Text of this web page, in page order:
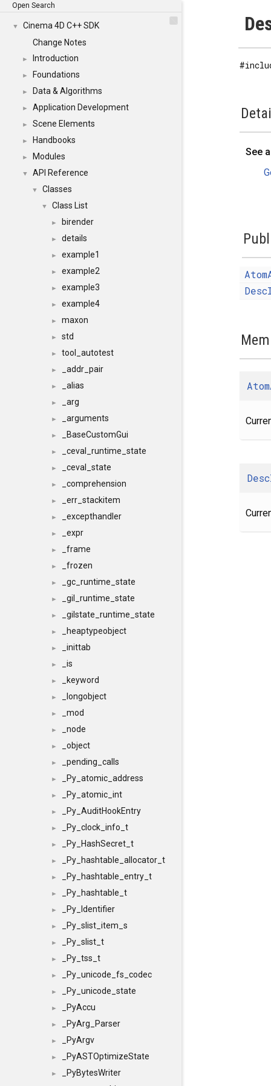
Open Search
▼
Cinema 4D C++ SDK
Change Notes
► Introduction
► Foundations
► Data & Algorithms
► Application Development
► Scene Elements
► Handbooks
► Modules
▼ API Reference
▼ Classes
▼ Class List
► birender
► details
► example1
► example2
► example3
► example4
► maxon
► std
► tool_autotest
► _addr_pair
► _alias
► _arg
► _arguments
► _BaseCustomGui
► _ceval_runtime_state
► _ceval_state
► _comprehension
► _err_stackitem
► _excepthandler
► _expr
► _frame
► _frozen
► _gc_runtime_state
► _gil_runtime_state
► _gilstate_runtime_state
► _heaptypeobject
► _inittab
► _is
► _keyword
► _longobject
► _mod
► _node
► _object
► _pending_calls
► _Py_atomic_address
► _Py_atomic_int
► _Py_AuditHookEntry
► _Py_clock_info_t
► _Py_HashSecret_t
► _Py_hashtable_allocator_t
► _Py_hashtable_entry_t
► _Py_hashtable_t
► _Py_Identifier
► _Py_slist_item_s
► _Py_slist_t
► _Py_tss_t
► _Py_unicode_fs_codec
► _Py_unicode_state
► _PyAccu
► _PyArg_Parser
► _PyArgv
► _PyASTOptimizeState
►
_PyBytesWriter
See